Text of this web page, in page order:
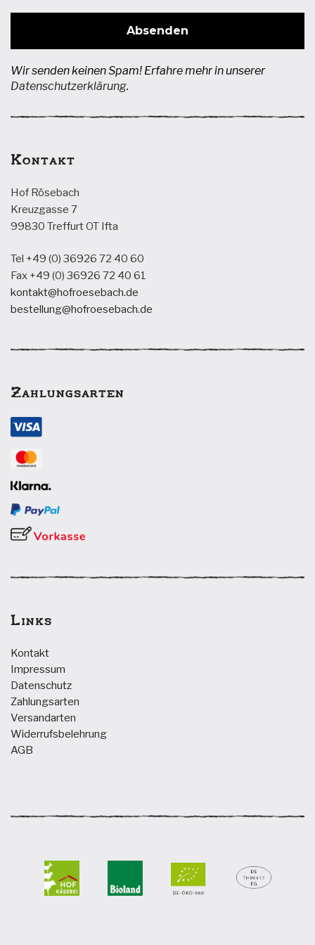
Wir senden keinen Spam! Erfahre mehr in unserer
Datenschutzerklärung.
Kontakt
Hof Rösebach
Kreuzgasse 7
99830 Treffurt OT Ifta
Tel +49 (0) 36926 72 40 60
Fax +49 (0) 36926 72 40 61
kontakt@hofroesebach.de
bestellung@hofroesebach.de
Zahlungsarten
Links
Kontakt
Impressum
Datenschutz
Zahlungsarten
Versandarten
Widerrufsbelehrung
AGB